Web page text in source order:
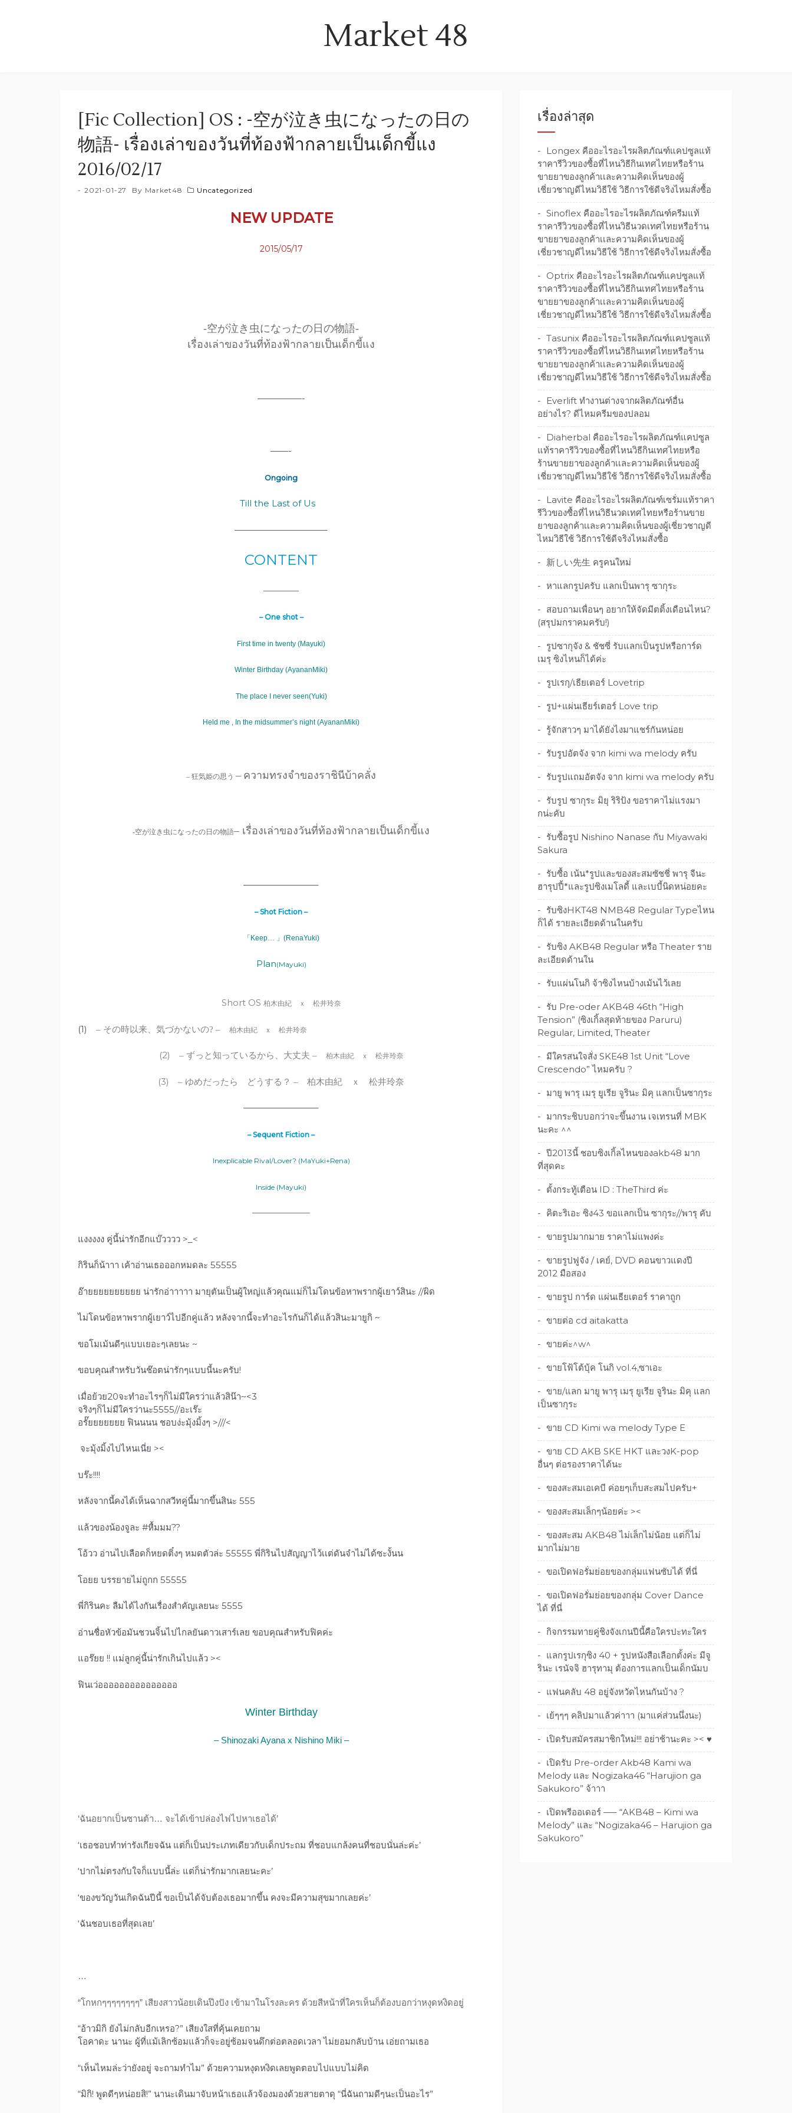
Market 48
[Fic Collection] OS : -空が泣き虫になったの日の
物語- เรื่องเล่าของวันที่ท้องฟ้ากลายเป็นเด็กขี้แง
2016/02/17
2021-01-27 By Market48 Uncategorized
NEW UPDATE
2015/05/17
-空が泣き虫になったの日の物語-
เรื่องเล่าของวันที่ท้องฟ้ากลายเป็นเด็กขี้แง
—————-
——-
Ongoing
Till the Last of Us
——————————–
CONTENT
————
– One shot –
First time in twenty (Mayuki)
Winter Birthday (AyananMiki)
The place I never seen(Yuki)
Held me , In the midsummer’s night (AyananMiki)
– 狂気姫の思う – ความทรงจำของราชินีบ้าคลั่ง
-空が泣き虫になったの日の物語– เรื่องเล่าของวันที่ท้องฟ้ากลายเป็นเด็กขี้แง
————————–
– Shot Fiction –
「Keep… 」(RenaYuki)
Plan(Mayuki)
Short OS 柏木由紀 ｘ 松井玲奈
(1) – その時以来、気づかないの? – 柏木由紀 ｘ 松井玲奈
(2) – ずっと知っているから、大丈夫 – 柏木由紀 ｘ 松井玲奈
(3) – ゆめだったら どうする？ – 柏木由紀 ｘ 松井玲奈
————————–
– Sequent Fiction –
Inexplicable Rival/Lover? (MaYuki+Rena)
Inside (Mayuki)
———————
แงงงงง คู่นี้น่ารักอีกแบ๊วววว >_<
กิรินก็น้าาา เค้าอ่านเธอออกหมดละ 55555
อ๊ายยยยยยยยยย น่ารักอ่าาาาา มายุตันเป็นผู้ใหญ่แล้วคุณแม่ก็ไม่โดนข้อหาพรากผู้เยาว์สินะ //ผิด
ไม่โดนข้อหาพรากผู้เยาว์ไปอีกคู่แล้ว หลังจากนี้จะทำอะไรกันก็ได้แล้วสินะมายูกิ ~
ขอโมเม้นดีๆแบบเยอะๆเลยนะ ~
ขอบคุณสำหรับวันช๊อตน่ารักๆแบบนี้นะครับ!
เมื่อย้วย20จะทำอะไรๆก็ไม่มีใครว่าแล้วสิน๊า~<3
จริงๆก็ไม่มีใครว่านะ5555//อะเร๊ะ
อรั๊ยยยยยยย ฟินนนน ชอบง่ะมุ้งมิ้งๆ >///<
จะมุ้งมิ้งไปไหนเนี่ย ><
บร๊ะ!!!!
หลังจากนี้คงได้เห็นฉากสวีทคู่นี้มากขึ้นสินะ 555
แล้วของน้องจูละ #หื้มมม??
โอ้วว อ่านไปเลือดก็หยดติ๋งๆ หมดตัวล่ะ 55555 พี่กิรินไปสัญญาไว้เเต่ดันจำไม่ได้ซะงั้นน
โอยย บรรยายไม่ถูกก 55555
พี่กิรินคะ ลืมได้ไงกันเรื่องสำคัญเลยนะ 5555
อ่านชื่อหัวข้อมันชวนจิ้นไปไกลยันดาวเสาร์เลย ขอบคุณสำหรับฟิคค่ะ
แอร๊ยย !! แม่ลูกคู่นี้น่ารักเกินไปแล้ว ><
ฟินเว่อออออออออออออออ
Winter Birthday
– Shinozaki Ayana x Nishino Miki –
‘ฉันอยากเป็นซานต้า… จะได้เข้าปล่องไฟไปหาเธอได้’
‘เธอชอบทำท่ารังเกียจฉัน แต่ก็เป็นประเภทเดียวกับเด็กประถม ที่ชอบแกล้งคนที่ชอบนั่นล่ะค่ะ’
‘ปากไม่ตรงกับใจก็แบบนี้ล่ะ แต่ก็น่ารักมากเลยนะคะ’
‘ของขวัญวันเกิดฉันปีนี้ ขอเป็นได้จับต้องเธอมากขึ้น คงจะมีความสุขมากเลยค่ะ’
‘ฉันชอบเธอที่สุดเลย’
…
“โกหกๆๆๆๆๆๆๆๆ” เสียงสาวน้อยเดินปึงปัง เข้ามาในโรงละคร ด้วยสีหน้าที่ใครเห็นก็ต้องบอกว่าหงุดหงิดอยู่
“อ้าวมิกิ ยังไม่กลับอีกเหรอ?” เสียงใสที่คุ้นเคยถาม
โอคาดะ นานะ ผู้ที่แม้เลิกซ้อมแล้วก็จะอยู่ซ้อมจนดึกต่อตลอดเวลา ไม่ยอมกลับบ้าน เอ่ยถามเธอ
“เห็นไหมล่ะว่ายังอยู่ จะถามทำไม” ด้วยความหงุดหงิดเลยพูดตอบไปแบบไม่คิด
“มิกิ! พูดดีๆหน่อยสิ!” นานะเดินมาจับหน้าเธอแล้วจ้องมองด้วยสายตาดุ “นี่ฉันถามดีๆนะเป็นอะไร”
เรื่องล่าสุด
Longex คืออะไรอะไรผลิตภัณฑ์แคปซูลแท้
ราคารีวิวของซื้อที่ไหนวิธีกินเทศไทยหรือร้าน
ขายยาของลูกค้าเเละความคิดเห็นของผู้
เชี่ยวชาญดีไหมวิธีใช้ วิธีการใช้ดีจริงไหมสั่งซื้อ
Sinoflex คืออะไรอะไรผลิตภัณฑ์ครีมแท้
ราคารีวิวของซื้อที่ไหนวิธีนวดเทศไทยหรือร้าน
ขายยาของลูกค้าเเละความคิดเห็นของผู้
เชี่ยวชาญดีไหมวิธีใช้ วิธีการใช้ดีจริงไหมสั่งซื้อ
Optrix คืออะไรอะไรผลิตภัณฑ์แคปซูลแท้
ราคารีวิวของซื้อที่ไหนวิธีกินเทศไทยหรือร้าน
ขายยาของลูกค้าเเละความคิดเห็นของผู้
เชี่ยวชาญดีไหมวิธีใช้ วิธีการใช้ดีจริงไหมสั่งซื้อ
Tasunix คืออะไรอะไรผลิตภัณฑ์แคปซูลแท้
ราคารีวิวของซื้อที่ไหนวิธีกินเทศไทยหรือร้าน
ขายยาของลูกค้าเเละความคิดเห็นของผู้
เชี่ยวชาญดีไหมวิธีใช้ วิธีการใช้ดีจริงไหมสั่งซื้อ
Everlift ทำงานต่างจากผลิตภัณฑ์อื่น
อย่างไร? ดีไหมครีมของปลอม
Diaherbal คืออะไรอะไรผลิตภัณฑ์แคปซูล
แท้ราคารีวิวของซื้อที่ไหนวิธีกินเทศไทยหรือ
ร้านขายยาของลูกค้าเเละความคิดเห็นของผู้
เชี่ยวชาญดีไหมวิธีใช้ วิธีการใช้ดีจริงไหมสั่งซื้อ
Lavite คืออะไรอะไรผลิตภัณฑ์เซรั่มแท้ราคา
รีวิวของซื้อที่ไหนวิธีนวดเทศไทยหรือร้านขาย
ยาของลูกค้าเเละความคิดเห็นของผู้เชี่ยวชาญดี
ไหมวิธีใช้ วิธีการใช้ดีจริงไหมสั่งซื้อ
新しい先生 ครูคนใหม่
หาแลกรูปครับ แลกเป็นพารุ ซากุระ
สอบถามเพื่อนๆ อยากให้จัดมีตติ้งเดือนไหน?
(สรุปมกราคมครับ!)
รูปซากุจัง & ชัชซี่ รับแลกเป็นรูปหรือการ์ด
เมรุ ซิงไหนก็ได้ค่ะ
รูปเรกุ/เธียเตอร์ Lovetrip
รูป+แผ่นเธียร์เตอร์ Love trip
รู้จักสาวๆ มาได้ยังไงมาแชร์กันหน่อย
รับรูปอัตจัง จาก kimi wa melody ครับ
รับรูปแถมอัตจัง จาก kimi wa melody ครับ
รับรูป ซากุระ มิยุ ริริป้ง ขอราคาไม่แรงมา
กน่ะคับ
รับซื้อรูป Nishino Nanase กับ Miyawaki
Sakura
รับซื้อ เน้น*รูปและของสะสมซัชชี่ พารุ จีนะ
ฮารุปปี้*และรูปซิงเมโลดี้ และเบบี้นิดหน่อยคะ
รับซิงHKT48 NMB48 Regular Typeไหน
ก็ได้ รายละเอียดด้านในครับ
รับซิง AKB48 Regular หรือ Theater ราย
ละเอียดด้านใน
รับแผ่นโนกิ จ้าซิงไหนบ้างเม้นไว้เลย
รับ Pre-oder AKB48 46th “High
Tension” (ซิงเกิ้ลสุดท้ายของ Paruru)
Regular, Limited, Theater
มีใครสนใจสั่ง SKE48 1st Unit “Love
Crescendo” ไหมครับ ?
มายู พารุ เมรุ ยูเรีย จูรินะ มิคุ แลกเป็นซากุระ
มากระชิบบอกว่าจะขึ้นงาน เจเทรนที่ MBK
นะคะ ^^
ปี2013นี้ ชอบซิงเกิ้ลไหนของakb48 มาก
ที่สุดคะ
ตั้งกระทู้เตือน ID : TheThird ค่ะ
คิตะริเอะ ซิง43 ขอแลกเป็น ซากุระ//พารุ คับ
ขายรูปมากมาย ราคาไม่แพงค่ะ
ขายรูปฟูจัง / เคย์, DVD คอนขาวแดงปี
2012 มือสอง
ขายรูป การ์ด แผ่นเธียเตอร์ ราคาถูก
ขายต่อ cd aitakatta
ขายค่ะ^w^
ขายโฟ้โต้บุ้ค โนกิ vol.4,ซาเอะ
ขาย/แลก มายู พารุ เมรุ ยูเรีย จูรินะ มิคุ แลก
เป็นซากุระ
ขาย CD Kimi wa melody Type E
ขาย CD AKB SKE HKT และวงK-pop
อื่นๆ ต่อรองราคาได้นะ
ของสะสมเอเคบี ค่อยๆเก็บสะสมไปครับ+
ของสะสมเล็กๆน้อยค่ะ ><
ของสะสม AKB48 ไม่เล็กไม่น้อย แต่ก็ไม่
มากไม่มาย
ขอเปิดฟอรั่มย่อยของกลุ่มแฟนซับได้ ที่นี่
ขอเปิดฟอรั่มย่อยของกลุ่ม Cover Dance
ได้ ที่นี่
กิจกรรมทายคู่ชิงจังเกนปีนี้คือใครปะทะใคร
แลกรูปเรกุซิง 40 + รูปหนังสือเลือกตั้งค่ะ มีจู
รินะ เรนัจจิ ฮารุทามุ ต้องการแลกเป็นเด็กนัมบ
แฟนคลับ 48 อยู่จังหวัดไหนกันบ้าง ?
เย้ๆๆๆ คลิปมาแล้วค่าาา (มาแค่ส่วนนึ่งนะ)
เปิดรับสมัครสมาชิกใหม่!!! อย่าช้านะคะ >< ♥
เปิดรับ Pre-order Akb48 Kami wa
Melody และ Nogizaka46 “Harujion ga
Sakukoro” จ้าาา
เปิดพรีออเดอร์ —– “AKB48 – Kimi wa
Melody” และ “Nogizaka46 – Harujion ga
Sakukoro”